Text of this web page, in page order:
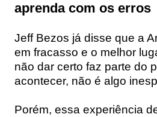
aprenda com os erros
Jeff Bezos já disse que a
em fracasso e o melhor
não dar certo faz parte do
acontecer, não é algo
Porém, essa experiência